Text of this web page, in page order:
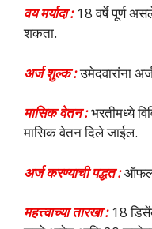
वय मर्यादा :18 वर्षे पूर्ण
शकता.
अर्ज शुल्क :उमेदवारांना
मासिक वेतन :भरतीमध्ये
मासिक वेतन दिले जाईल.
अर्ज करण्याची पद्धत :
महत्त्वाच्या तारखा :18